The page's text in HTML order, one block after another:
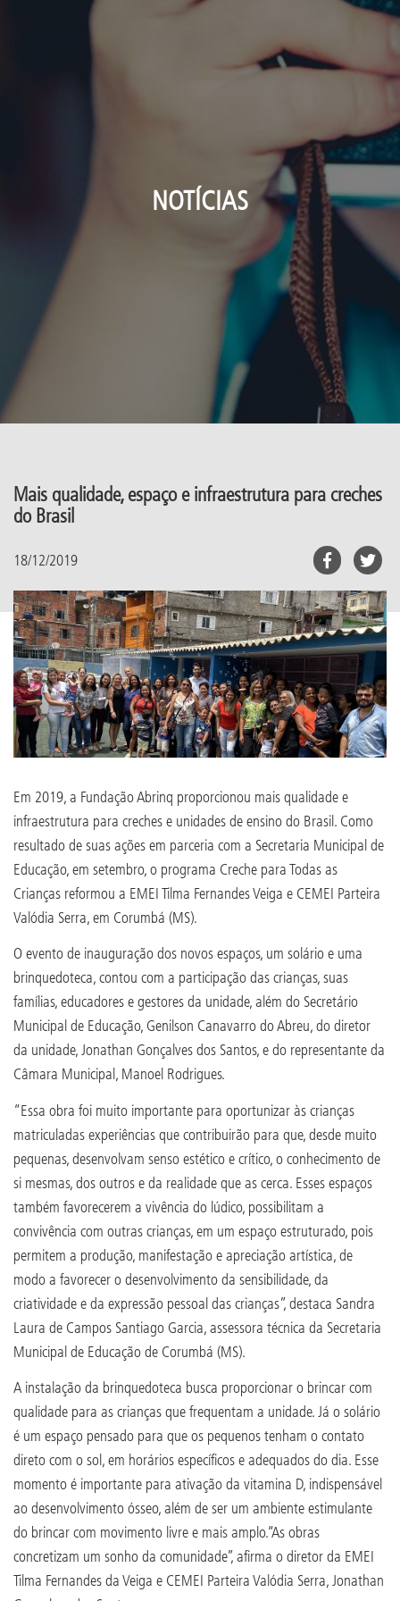
NOTÍCIAS
Mais qualidade, espaço e infraestrutura para creches
do Brasil
18/12/2019
Em 2019, a Fundação Abrinq proporcionou mais qualidade e
infraestrutura para creches e unidades de ensino do Brasil. Como
resultado de suas ações em parceria com a Secretaria Municipal de
Educação, em setembro, o programa Creche para Todas as
Crianças reformou a EMEI Tilma Fernandes Veiga e CEMEI Parteira
Valódia Serra, em Corumbá (MS).
O evento de inauguração dos novos espaços, um solário e uma
brinquedoteca, contou com a participação das crianças, suas
famílias, educadores e gestores da unidade, além do Secretário
Municipal de Educação, Genilson Canavarro do Abreu, do diretor
da unidade, Jonathan Gonçalves dos Santos, e do representante da
Câmara Municipal, Manoel Rodrigues.
“Essa obra foi muito importante para oportunizar às crianças
matriculadas experiências que contribuirão para que, desde muito
pequenas, desenvolvam senso estético e crítico, o conhecimento de
si mesmas, dos outros e da realidade que as cerca. Esses espaços
também favorecerem a vivência do lúdico, possibilitam a
convivência com outras crianças, em um espaço estruturado, pois
permitem a produção, manifestação e apreciação artística, de
modo a favorecer o desenvolvimento da sensibilidade, da
criatividade e da expressão pessoal das crianças”, destaca Sandra
Laura de Campos Santiago Garcia, assessora técnica da Secretaria
Municipal de Educação de Corumbá (MS).
A instalação da brinquedoteca busca proporcionar o brincar com
qualidade para as crianças que frequentam a unidade. Já o solário
é um espaço pensado para que os pequenos tenham o contato
direto com o sol, em horários específicos e adequados do dia. Esse
momento é importante para ativação da vitamina D, indispensável
ao desenvolvimento ósseo, além de ser um ambiente estimulante
do brincar com movimento livre e mais amplo.“As obras
concretizam um sonho da comunidade”, afirma o diretor da EMEI
Tilma Fernandes da Veiga e CEMEI Parteira Valódia Serra, Jonathan